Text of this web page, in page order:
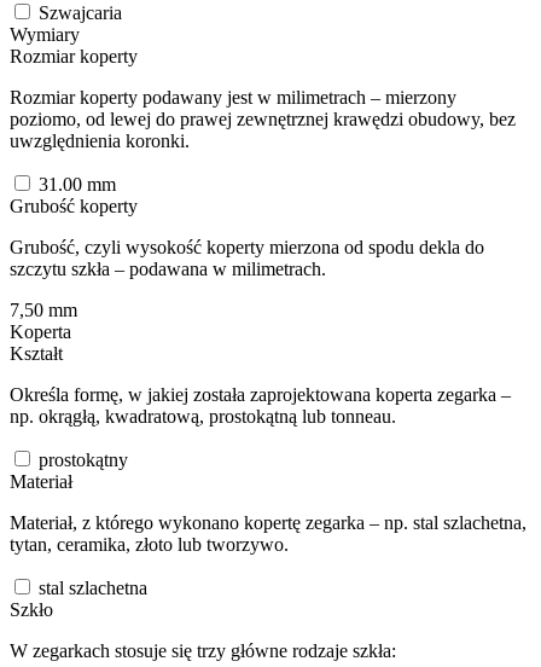
Szwajcaria
Wymiary
Rozmiar koperty
Rozmiar koperty podawany jest w milimetrach – mierzony
poziomo, od lewej do prawej zewnętrznej krawędzi obudowy, bez
uwzględnienia koronki.
31.00 mm
Grubość koperty
Grubość, czyli wysokość koperty mierzona od spodu dekla do
szczytu szkła – podawana w milimetrach.
7,50 mm
Koperta
Kształt
Określa formę, w jakiej została zaprojektowana koperta zegarka –
np. okrągłą, kwadratową, prostokątną lub tonneau.
prostokątny
Materiał
Materiał, z którego wykonano kopertę zegarka – np. stal szlachetna,
tytan, ceramika, złoto lub tworzywo.
stal szlachetna
Szkło
W zegarkach stosuje się trzy główne rodzaje szkła: